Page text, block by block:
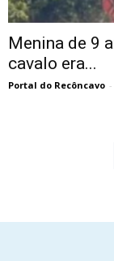
Menina de 9
cavalo era...
Portal do Recôncavo -